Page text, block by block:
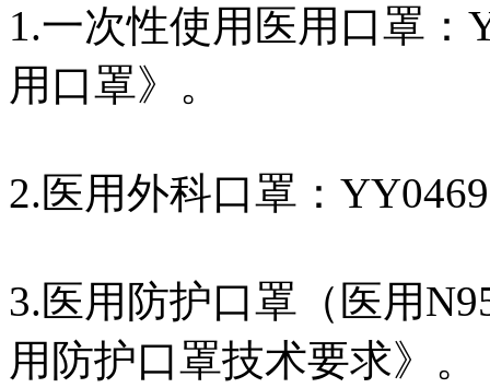
1.一次性使用医用口罩：
用口罩》。
2.医用外科口罩：
3.医用防护口罩（医用
用防护口罩技术要求》。